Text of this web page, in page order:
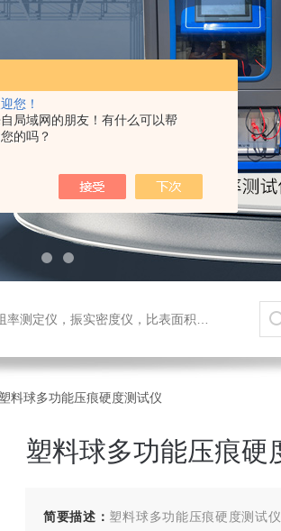
您！
局域网的朋友！有什么可以帮
的吗？
，炭块热膨胀仪，炭块透气率仪，炭块二氧化碳反应测定仪
料球多功能压痕硬度测试仪
塑料球多功能压痕硬
简要描述： 塑料球多功能压痕硬度测试